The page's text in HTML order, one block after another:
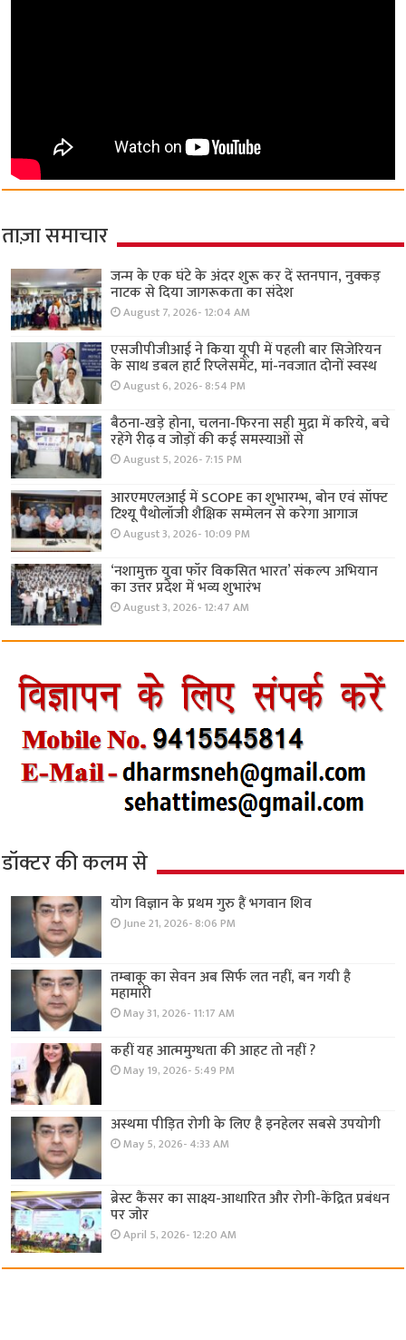
ताज़ा समाचार
जन्म के एक घंटे के अंदर शुरू कर दें स्तनपान, नुक्कड़
नाटक से दिया जागरूकता का संदेश
August 7, 2026- 12:04 AM
एसजीपीजीआई ने किया यूपी में पहली बार सिजेरियन
के साथ डबल हार्ट रिप्लेसमेंट, मां-नवजात दोनों स्वस्थ
August 6, 2026- 8:54 PM
बैठना-खड़े होना, चलना-फिरना सही मुद्रा में करिये, बचे
रहेंगे रीढ़ व जोड़ों की कई समस्याओं से
August 5, 2026- 7:15 PM
आरएमएलआई में SCOPE का शुभारम्भ, बोन एवं सॉफ्ट
टिश्यू पैथोलॉजी शैक्षिक सम्मेलन से करेगा आगाज
August 3, 2026- 10:09 PM
‘नशामुक्त युवा फॉर विकसित भारत’ संकल्प अभियान
का उत्तर प्रदेश में भव्य शुभारंभ
August 3, 2026- 12:47 AM
डॉक्टर की कलम से
योग विज्ञान के प्रथम गुरु हैं भगवान शिव
June 21, 2026- 8:06 PM
तम्बाकू का सेवन अब सिर्फ लत नहीं, बन गयी है
महामारी
May 31, 2026- 11:17 AM
कहीं यह आत्ममुग्धता की आहट तो नहीं ?
May 19, 2026- 5:49 PM
अस्थमा पीड़ित रोगी के लिए है इनहेलर सबसे उपयोगी
May 5, 2026- 4:33 AM
ब्रेस्ट कैंसर का साक्ष्य-आधारित और रोगी-केंद्रित प्रबंधन
पर जोर
April 5, 2026- 12:20 AM